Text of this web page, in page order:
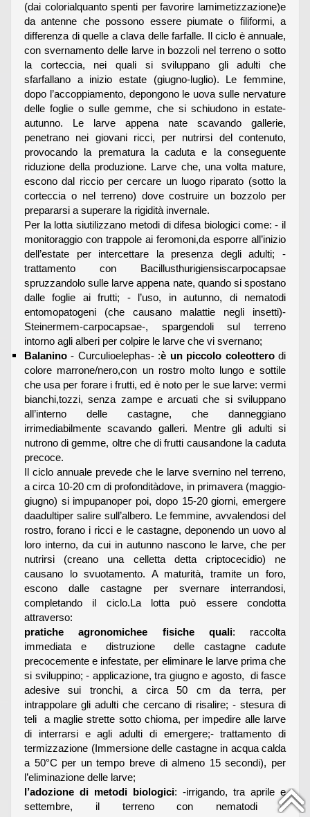
(dai colorialquanto spenti per favorire lamimetizzazione)e
da antenne che possono essere piumate o filiformi, a
differenza di quelle a clava delle farfalle. Il ciclo è annuale,
con svernamento delle larve in bozzoli nel terreno o sotto
la corteccia, nei quali si sviluppano gli adulti che
sfarfallano a inizio estate (giugno-luglio). Le femmine,
dopo l’accoppiamento, depongono le uova sulle nervature
delle foglie o sulle gemme, che si schiudono in estate-
autunno. Le larve appena nate scavando gallerie,
penetrano nei giovani ricci, per nutrirsi del contenuto,
provocando la prematura la caduta e la conseguente
riduzione della produzione. Larve che, una volta mature,
escono dal riccio per cercare un luogo riparato (sotto la
corteccia o nel terreno) dove costruire un bozzolo per
prepararsi a superare la rigidità invernale.
Per la lotta siutilizzano metodi di difesa biologici come: - il
monitoraggio con trappole ai feromoni,da esporre all’inizio
dell’estate per intercettare la presenza degli adulti; -
trattamento con Bacillusthurigiensiscarpocapsae
spruzzandolo sulle larve appena nate, quando si spostano
dalle foglie ai frutti; - l’uso, in autunno, di nematodi
entomopatogeni (che causano malattie negli insetti)-
Steinermem-carpocapsae-, spargendoli sul terreno
intorno agli alberi per colpire le larve che vi svernano;
Balanino - Curculioelephas- :è un piccolo coleotterodi
colore marrone/nero,con un rostro molto lungo e sottile
che usa per forare i frutti, ed è noto per le sue larve: vermi
bianchi,tozzi, senza zampe e arcuati che si sviluppano
all’interno delle castagne, che danneggiano
irrimediabilmente scavando galleri. Mentre gli adulti si
nutrono di gemme, oltre che di frutti causandone la caduta
precoce.
Il ciclo annuale prevede che le larve svernino nel terreno,
a circa 10-20 cm di profonditàdove, in primavera (maggio-
giugno) si impupanoper poi, dopo 15-20 giorni, emergere
daadultiper salire sull’albero. Le femmine, avvalendosi del
rostro, forano i ricci e le castagne, deponendo un uovo al
loro interno, da cui in autunno nascono le larve, che per
nutrirsi (creano una celletta detta criptocecidio) ne
causano lo svuotamento. A maturità, tramite un foro,
escono dalle castagne per svernare interrandosi,
completando il ciclo.La lotta può essere condotta
attraverso:
pratiche agronomichee fisiche quali: raccolta
immediata e distruzione delle castagne cadute
precocemente e infestate, per eliminare le larve prima che
si sviluppino; - applicazione, tra giugno e agosto, di fasce
adesive sui tronchi, a circa 50 cm da terra, per
intrappolare gli adulti che cercano di risalire; - stesura di
teli a maglie strette sotto chioma, per impedire alle larve
di interrarsi e agli adulti di emergere;- trattamento di
termizzazione (Immersione delle castagne in acqua calda
a 50°C per un tempo breve di almeno 15 secondi), per
l’eliminazione delle larve;
l’adozione di metodi biologici: -irrigando, tra aprile e
settembre, il terreno con nematodi –